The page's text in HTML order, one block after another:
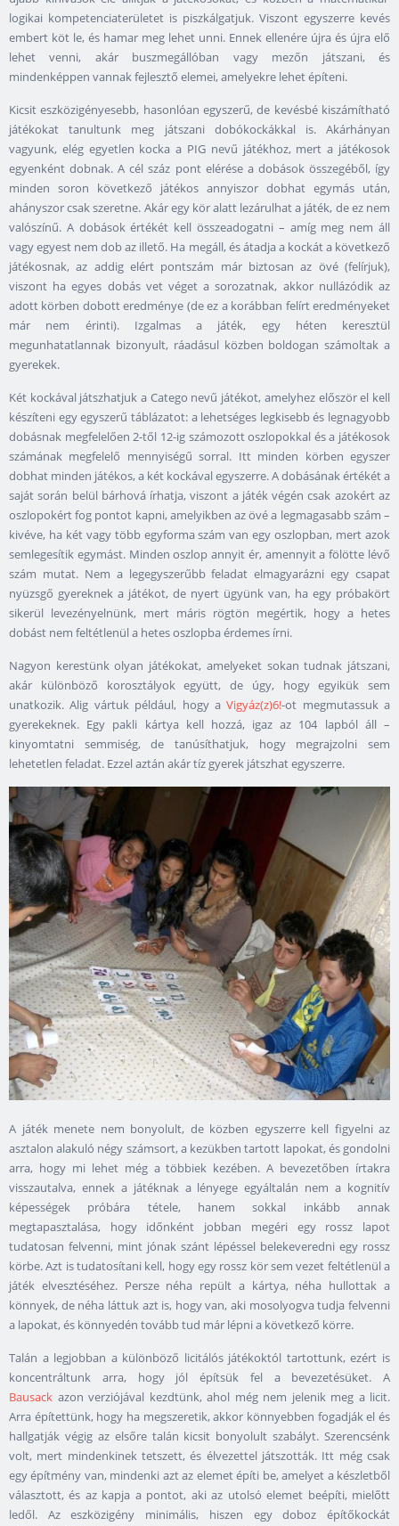
logikai kompetenciaterületet is piszkálgatjuk. Viszont egyszerre kevés
embert köt le, és hamar meg lehet unni. Ennek ellenére újra és újra elő
lehet venni, akár buszmegállóban vagy mezőn játszani, és
mindenképpen vannak fejlesztő elemei, amelyekre lehet építeni.
Kicsit eszközigényesebb, hasonlóan egyszerű, de kevésbé kiszámítható
játékokat tanultunk meg játszani dobókockákkal is. Akárhányan
vagyunk, elég egyetlen kocka a PIG nevű játékhoz, mert a játékosok
egyenként dobnak. A cél száz pont elérése a dobások összegéből, így
minden soron következő játékos annyiszor dobhat egymás után,
ahányszor csak szeretne. Akár egy kör alatt lezárulhat a játék, de ez nem
valószínű. A dobások értékét kell összeadogatni – amíg meg nem áll
vagy egyest nem dob az illető. Ha megáll, és átadja a kockát a következő
játékosnak, az addig elért pontszám már biztosan az övé (felírjuk),
viszont ha egyes dobás vet véget a sorozatnak, akkor nullázódik az
adott körben dobott eredménye (de ez a korábban felírt eredményeket
már nem érinti). Izgalmas a játék, egy héten keresztül
megunhatatlannak bizonyult, ráadásul közben boldogan számoltak a
gyerekek.
Két kockával játszhatjuk a Catego nevű játékot, amelyhez először el kell
készíteni egy egyszerű táblázatot: a lehetséges legkisebb és legnagyobb
dobásnak megfelelően 2-től 12-ig számozott oszlopokkal és a játékosok
számának megfelelő mennyiségű sorral. Itt minden körben egyszer
dobhat minden játékos, a két kockával egyszerre. A dobásának értékét a
saját során belül bárhová írhatja, viszont a játék végén csak azokért az
oszlopokért fog pontot kapni, amelyikben az övé a legmagasabb szám –
kivéve, ha két vagy több egyforma szám van egy oszlopban, mert azok
semlegesítik egymást. Minden oszlop annyit ér, amennyit a fölötte lévő
szám mutat. Nem a legegyszerűbb feladat elmagyarázni egy csapat
nyüzsgő gyereknek a játékot, de nyert ügyünk van, ha egy próbakört
sikerül levezényelnünk, mert máris rögtön megértik, hogy a hetes
dobást nem feltétlenül a hetes oszlopba érdemes írni.
Nagyon kerestünk olyan játékokat, amelyeket sokan tudnak játszani,
akár különböző korosztályok együtt, de úgy, hogy egyikük sem
unatkozik. Alig vártuk például, hogy aVigyáz(z)6!-ot megmutassuk a
gyerekeknek. Egy pakli kártya kell hozzá, igaz az 104 lapból áll –
kinyomtatni semmiség, de tanúsíthatjuk, hogy megrajzolni sem
lehetetlen feladat. Ezzel aztán akár tíz gyerek játszhat egyszerre.
A játék menete nem bonyolult, de közben egyszerre kell figyelni az
asztalon alakuló négy számsort, a kezükben tartott lapokat, és gondolni
arra, hogy mi lehet még a többiek kezében. A bevezetőben írtakra
visszautalva, ennek a játéknak a lényege egyáltalán nem a kognitív
képességek próbára tétele, hanem sokkal inkább annak
megtapasztalása, hogy időnként jobban megéri egy rossz lapot
tudatosan felvenni, mint jónak szánt lépéssel belekeveredni egy rossz
körbe. Azt is tudatosítani kell, hogy egy rossz kör sem vezet feltétlenül a
játék elvesztéséhez. Persze néha repült a kártya, néha hullottak a
könnyek, de néha láttuk azt is, hogy van, aki mosolyogva tudja felvenni
a lapokat, és könnyedén tovább tud már lépni a következő körre.
Talán a legjobban a különböző licitálós játékoktól tartottunk, ezért is
koncentráltunk arra, hogy jól építsük fel a bevezetésüket. A
Bausack azon verziójával kezdtünk, ahol még nem jelenik meg a licit.
Arra építettünk, hogy ha megszeretik, akkor könnyebben fogadják el és
hallgatják végig az elsőre talán kicsit bonyolult szabályt. Szerencsénk
volt, mert mindenkinek tetszett, és élvezettel játszották. Itt még csak
egy építmény van, mindenki azt az elemet építi be, amelyet a készletből
választott, és az kapja a pontot, aki az utolsó elemet beépíti, mielőtt
ledől. Az eszközigény minimális, hiszen egy doboz építőkockát